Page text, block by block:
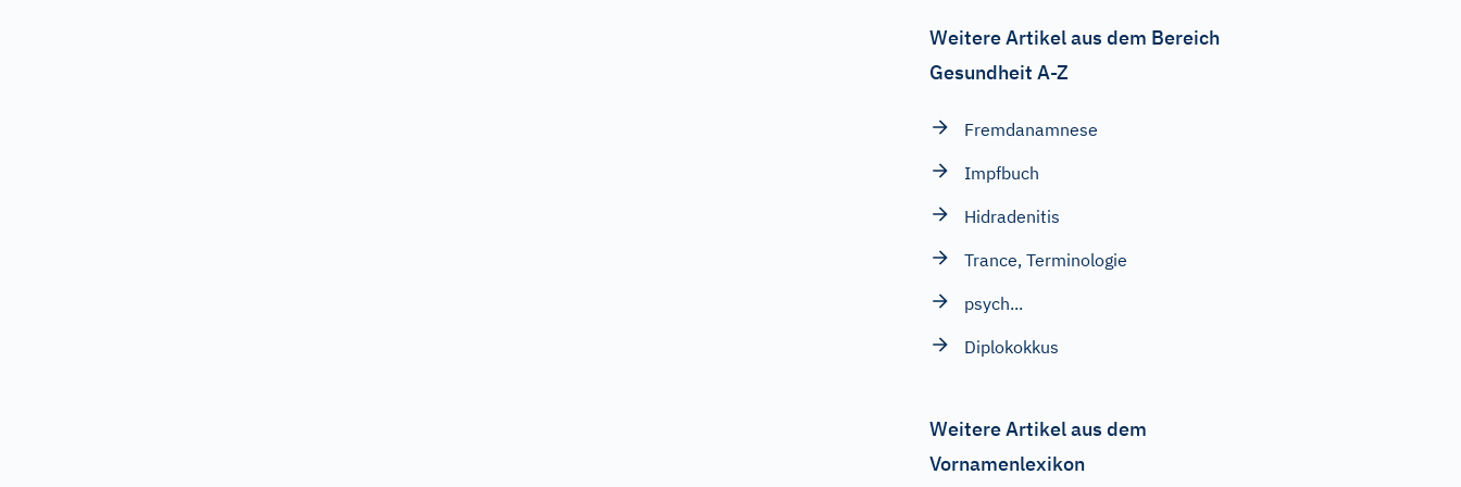
Weitere Artikel aus dem Bereich
Gesundheit A-Z
Fremdanamnese
Impfbuch
Hidradenitis
Trance, Terminologie
psych...
Diplokokkus
Weitere Artikel aus dem
Vornamenlexikon